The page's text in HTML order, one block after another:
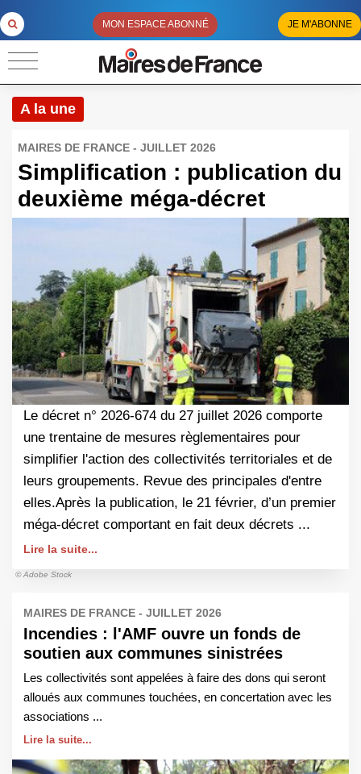
MON ESPACE ABONNÉ JE M'ABONNE
A la une
MAIRES DE FRANCE - JUILLET 2026
Simplification : publication du
deuxième méga-décret
Le décret n° 2026-674 du 27 juillet 2026 comporte
une trentaine de mesures règlementaires pour
simplifier l'action des collectivités territoriales et de
leurs groupements. Revue des principales d'entre
elles.Après la publication, le 21 février, d’un premier
méga-décret comportant en fait deux décrets ...
Lire la suite...
© Adobe Stock
MAIRES DE FRANCE - JUILLET 2026
Incendies : l'AMF ouvre un fonds de
soutien aux communes sinistrées
Les collectivités sont appelées à faire des dons qui seront
alloués aux communes touchées, en concertation avec les
associations ...
Lire la suite...